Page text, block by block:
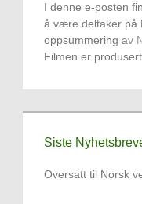
I denne e-posten
å være deltaker på
oppsummering av
Filmen er
NAD-HD studien er
Siste
Oversatt til Norsk